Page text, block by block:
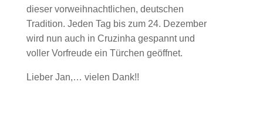
dieser vorweihnachtlichen, deutschen
Tradition. Jeden Tag bis zum 24. Dezember
wird nun auch in Cruzinha gespannt und
voller Vorfreude ein Türchen geöffnet.
Lieber Jan,… vielen Dank!!